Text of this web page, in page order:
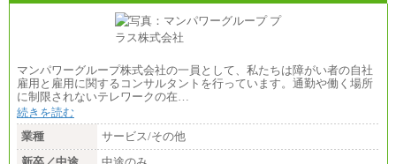
マンパワーグループ株式会社の一員として、私たちは障がい者の自社
雇用と雇用に関するコンサルタントを行っています。通勤や働く場所
に制限されないテレワークの在…
続きを読む
業種
サービス/その他